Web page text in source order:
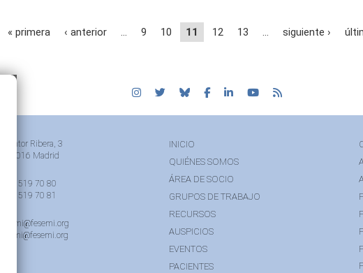
« primera ‹ anterior … 9 10 11 12 13 … siguiente ›
Pintor Ribera, 3
28016 Madrid
91 519 70 80
91 519 70 81
semi@fesemi.org
femi@fesemi.org
INICIO
QUIÉNES SOMOS
ÁREA DE SOCIO
GRUPOS DE TRABAJO
RECURSOS
AUSPICIOS
EVENTOS
PACIENTES